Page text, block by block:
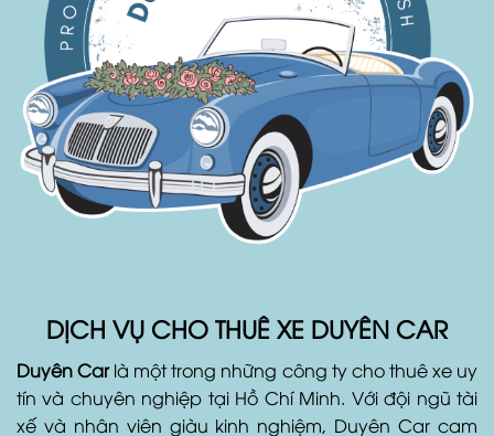
DỊCH VỤ CHO THUÊ XE DUYÊN CAR